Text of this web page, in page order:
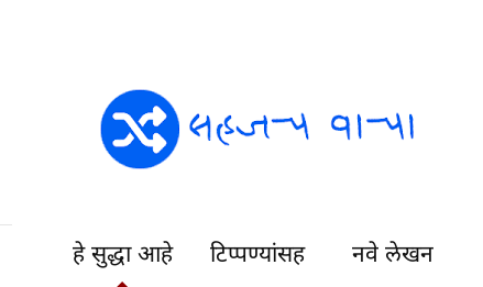
हे सुद्धा आहे टिप्पण्यांसह नवे लेखन